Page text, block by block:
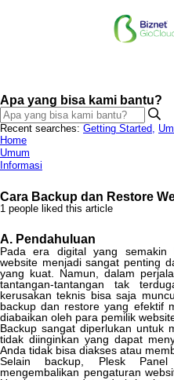
Apa yang bisa kami bantu?
Recent searches: Getting Started,
Home
Umum
Informasi
Cara Backup dan Restore
1 people liked this article
A. Pendahuluan
Pada era digital yang semakin
website menjadi sangat penting
yang kuat Namun dalam
tantangan-tantangan tak
kerusakan teknis bisa saja
backup dan restore yang efektif
diabaikan oleh para pemilik
Backup sangat diperlukan untuk
tidak diinginkan yang dapat
Anda tidak bisa diakses atau
Selain
backup Plesk Panel
mengembalikan pengaturan